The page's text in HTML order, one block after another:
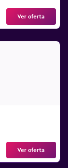
Ver oferta
Ver oferta